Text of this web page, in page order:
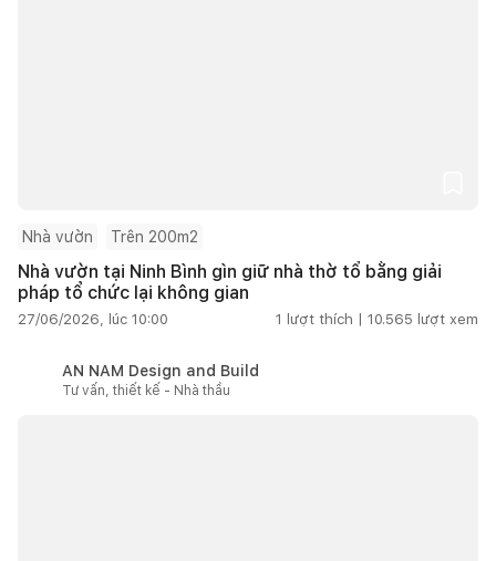
Nhà vườn Trên 200m2
Nhà vườn tại Ninh Bình gìn giữ nhà thờ tổ bằng giải
pháp tổ chức lại không gian
27/06/2026, lúc 10:00 1 lượt thích | 10.565 lượt xem
AN NAM Design and Build
Tư vấn, thiết kế - Nhà thầu